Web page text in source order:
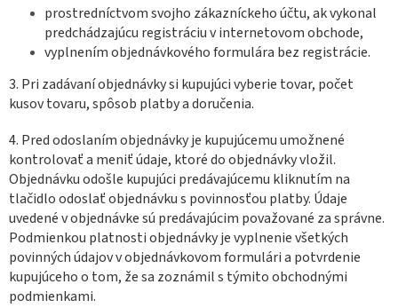
prostredníctvom svojho zákazníckeho účtu, ak vykonal
predchádzajúcu registráciu v internetovom obchode,
vyplnením objednávkového formulára bez registrácie.
3. Pri zadávaní objednávky si kupujúci vyberie tovar, počet
kusov tovaru, spôsob platby a doručenia.
4. Pred odoslaním objednávky je kupujúcemu umožnené
kontrolovať a meniť údaje, ktoré do objednávky vložil.
Objednávku odošle kupujúci predávajúcemu kliknutím na
tlačidlo odoslať objednávku s povinnosťou platby. Údaje
uvedené v objednávke sú predávajúcim považované za správne.
Podmienkou platnosti objednávky je vyplnenie všetkých
povinných údajov v objednávkovom formulári a potvrdenie
kupujúceho o tom, že sa zoznámil s týmito obchodnými
podmienkami.